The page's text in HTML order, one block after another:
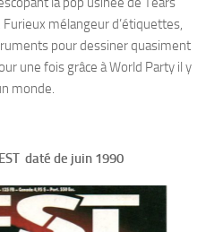
mélangeur d’étiquettes,
pour dessiner quasiment
une fois grâce à World Party il y
monde.
daté de juin 1990